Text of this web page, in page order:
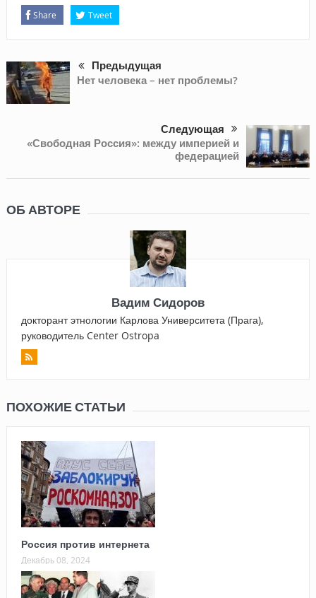
Share Tweet
Предыдущая
Нет человека – нет проблемы?
Следующая
«Свободная Россия»: между империей и
федерацией
ОБ АВТОРЕ
Вадим Сидоров
докторант этнологии Карлова Университета (Прага),
руководитель Center Ostropa
ПОХОЖИЕ СТАТЬИ
Россия против интернета
Декабрь 08, 2024